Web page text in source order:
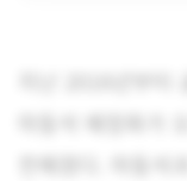
지난 2016년부터
마동석 예정화가
전해졌다. 마동석